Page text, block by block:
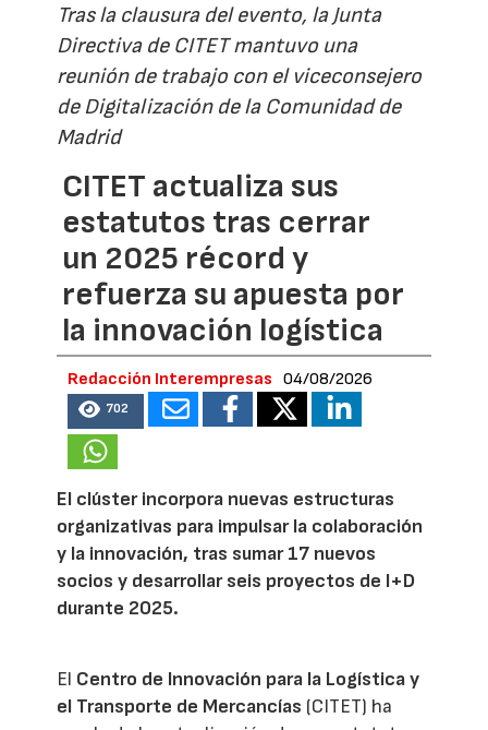
Tras la clausura del evento, la Junta
Directiva de CITET mantuvo una
reunión de trabajo con el viceconsejero
de Digitalización de la Comunidad de
Madrid
CITET actualiza sus
estatutos tras cerrar
un 2025 récord y
refuerza su apuesta por
la innovación logística
Redacción Interempresas 04/08/2026
702
El clúster incorpora nuevas estructuras
organizativas para impulsar la colaboración
y la innovación, tras sumar 17 nuevos
socios y desarrollar seis proyectos de I+D
durante 2025.
El Centro de Innovación para la Logística y
el Transporte de Mercancías (CITET) ha